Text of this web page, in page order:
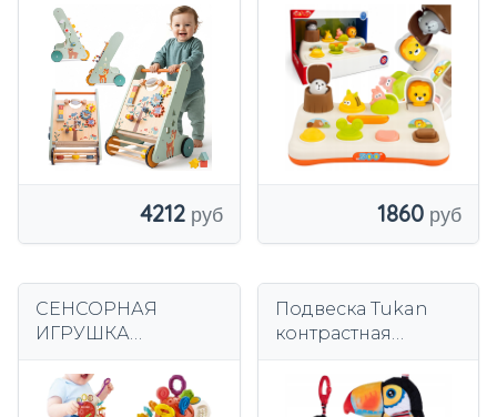
для манипуляций
4212
UP
ИНТЕРАКТИВНАЯ
МОНТЕССОРИ
1860
СЕНСОРНАЯ
ИГРУШКА
РАЗВИВАЮЩАЯ
ПОГРЕМКА 6 В 1
Подвеска Tukan
контрастная
коляски 81108
BALIBAZOO